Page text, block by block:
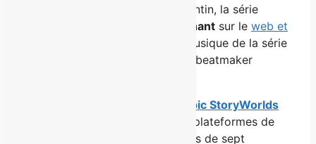
publiée aux Éditions Michel Quintin, la série
dès maintenant sur le web et
. La musique de la série
est signée par le producteur et beatmaker
Epic StoryWorlds
est diffusée en français sur les plateformes de
Télé-Québec en quinze épisodes de sept